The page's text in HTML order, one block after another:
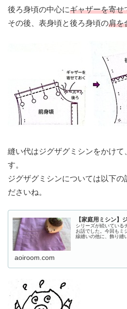
後ろ身頃の中心にギャザーを寄せ
その後、表身頃と後ろ身頃の肩を
縫い代はジグザグミシンをかけて
す。
ジグザグミシンについては以下の
ださいね。
【家庭用ミシン】
シリーズが続いている
お話でした。今回もミ
線縫いの他に、飾り縫
aoiroom.com